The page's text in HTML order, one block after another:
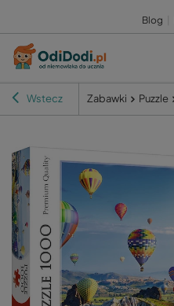
Blog
Wstecz Zabawki Puzzle